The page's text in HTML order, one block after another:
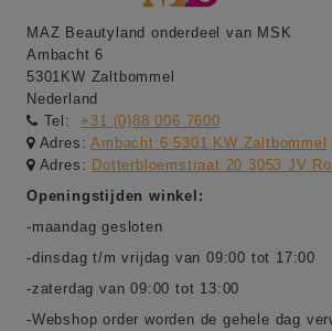
MAZ Beautyland onderdeel van MSK
Ambacht 6
5301KW Zaltbommel
Nederland
Tel:
+31 (0)88 006 7600
Adres:Ambacht 6 5301 KW Zaltbommel
Adres: Dotterbloemstraat 20 3053 JV
Openingstijden winkel:
-maandag gesloten
-dinsdag t/m vrijdag van 09:00 tot 17:00
-zaterdag van 09:00 tot 13:00
-Webshop order worden de gehele dag